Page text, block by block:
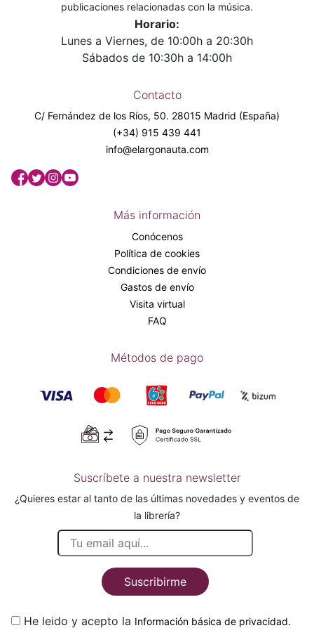
publicaciones relacionadas con la música.
Horario:
Lunes a Viernes, de 10:00h a 20:30h
Sábados de 10:30h a 14:00h
Contacto
C/ Fernández de los Ríos, 50. 28015 Madrid (España)
(+34) 915 439 441
info@elargonauta.com
Más información
Conócenos
Política de cookies
Condiciones de envío
Gastos de envío
Visita virtual
FAQ
Métodos de pago
Suscríbete a nuestra newsletter
¿Quieres estar al tanto de las últimas novedades y eventos de
la librería?
Suscribirme
He leido y acepto la Información básica de privacidad.